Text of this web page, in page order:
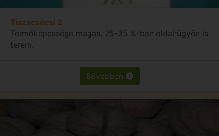
Tiszacsécsi 2
Termőképessége magas, 25-35 %-ban oldalrügyön is
terem.
Bővebben